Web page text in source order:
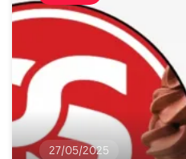
27/05/2025